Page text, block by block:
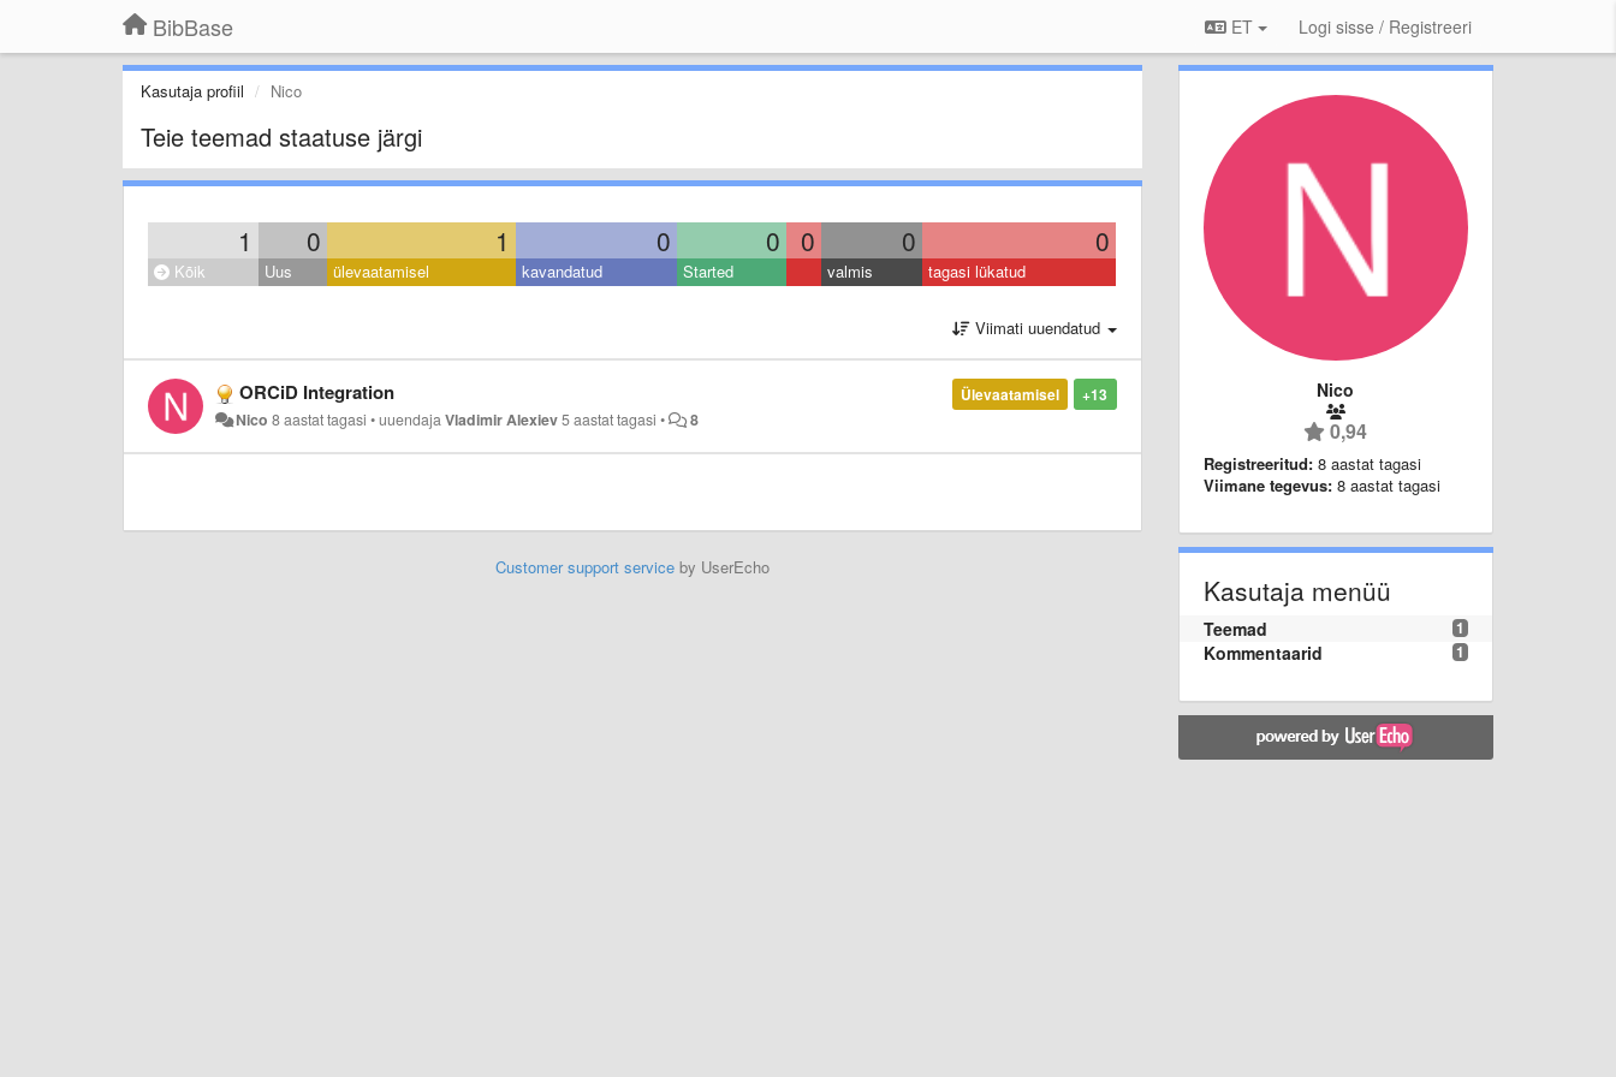
BibBase ET Logi sisse / Registreeri
Kasutaja profiil Nico
Teie teemad staatuse järgi
1 0 1 0 0 0 0 0
Kõik Uus ülevaatamisel kavandatud Started valmis tagasi lükatud
Viimati uuendatud
+13
Ülevaatamisel
ORCiD Integration
Nico 8 aastat tagasi •uuendajaVladimir Alexiev5 aastat tagasi • 8
Customer support serviceby UserEcho
Nico
0,94
Registreeritud: 8 aastat tagasi
Viimane tegevus: 8 aastat tagasi
Kasutaja menüü
1
Teemad
1
Kommentaarid